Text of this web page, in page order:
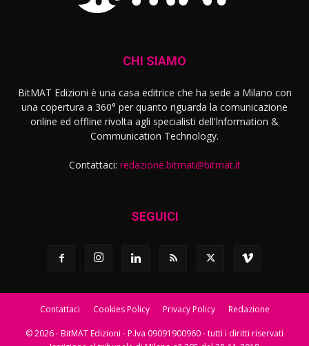
CHI SIAMO
BitMAT Edizioni è una casa editrice che ha sede a Milano con
una copertura a 360° per quanto riguarda la comunicazione
online ed offline rivolta agli specialisti dell'lnformation &
Communication Technology.
Contattaci: redazione.bitmat@bitmat.it
SEGUICI
Contattaci Cookies Policy Privacy Policy Redazione
© 2026 - BitMAT Edizioni - P.Iva 09091900960 - tutti i diritti riservati